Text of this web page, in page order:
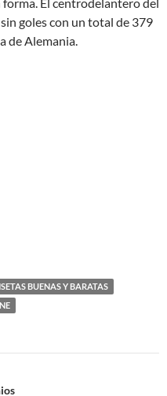
goles con un total de 379
de Alemania.
BUENAS Y BARATAS